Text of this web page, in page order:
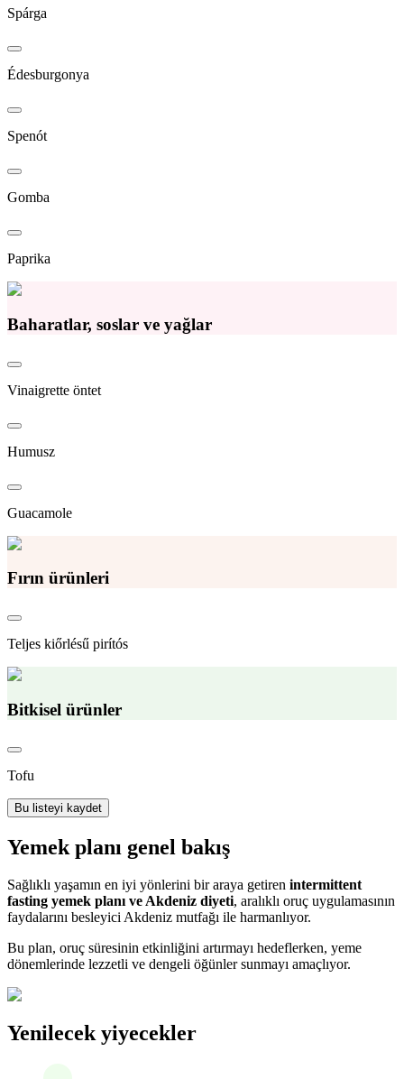
Spárga
Édesburgonya
Spenót
Gomba
Paprika
Baharatlar, soslar ve yağlar
Vinaigrette öntet
Humusz
Guacamole
Fırın ürünleri
Teljes kiőrlésű pirítós
Bitkisel ürünler
Tofu
Bu listeyi kaydet
Yemek planı genel bakış
Sağlıklı yaşamın en iyi yönlerini bir araya getiren intermittent
fasting yemek planı ve Akdeniz diyeti, aralıklı oruç uygulamasının
faydalarını besleyici Akdeniz mutfağı ile harmanlıyor.
Bu plan, oruç süresinin etkinliğini artırmayı hedeflerken, yeme
dönemlerinde lezzetli ve dengeli öğünler sunmayı amaçlıyor.
Yenilecek yiyecekler